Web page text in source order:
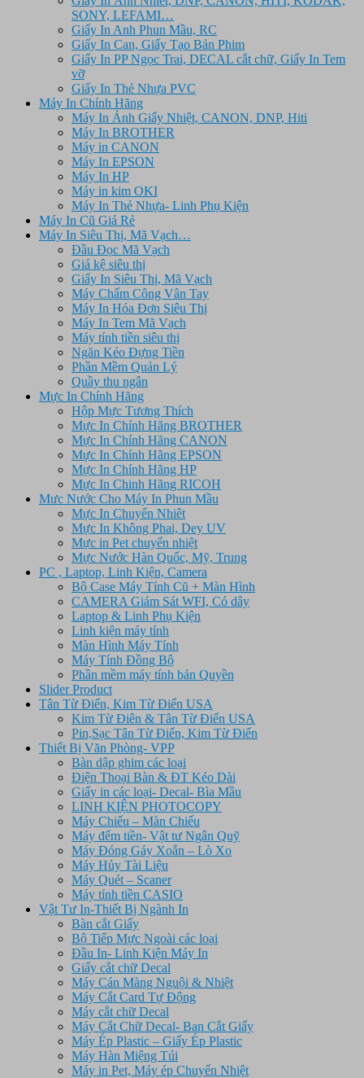
SONY, LEFAMI…
Giấy In Anh Phun Mầu, RC
Giấy In Can, Giấy Tạo Bản Phim
Giấy In PP Ngọc Trai, DECAL cắt chữ, Giấy In Tem
vỡ
Giấy In Thẻ Nhựa PVC
Máy In Chính Hãng
Máy In Ảnh Giấy Nhiệt, CANON, DNP, Hiti
Máy In BROTHER
Máy in CANON
Máy In EPSON
Máy In HP
Máy in kim OKI
Máy In Thẻ Nhựa- Linh Phụ Kiện
Máy In Cũ Giá Rẻ
Máy In Siêu Thị, Mã Vạch…
Đầu Đọc Mã Vạch
Giá kệ siêu thị
Giấy In Siêu Thị, Mã Vạch
Máy Chấm Công Vân Tay
Máy In Hóa Đơn Siêu Thị
Máy In Tem Mã Vạch
Máy tính tiền siêu thị
Ngăn Kéo Đựng Tiền
Phần Mềm Quản Lý
Quầy thu ngân
Mực In Chính Hãng
Hộp Mực Tương Thích
Mực In Chính Hãng BROTHER
Mực In Chính Hãng CANON
Mực In Chính Hãng EPSON
Mực In Chính Hãng HP
Mực In Chinh Hãng RICOH
Mưc Nước Cho Máy In Phun Mầu
Mực In Chuyển Nhiêt
Mực In Không Phai, Dey UV
Mực in Pet chuyển nhiệt
Mực Nước Hàn Quốc, Mỹ, Trung
PC , Laptop, Linh Kiện, Camera
Bộ Case Máy Tính Cũ + Màn Hình
CAMERA Giám Sát WFI, Có dây
Laptop & Linh Phụ Kiện
Linh kiện máy tính
Màn Hình Máy Tính
Máy Tính Đồng Bộ
Phần mềm máy tính bản Quyền
Slider Product
Tân Từ Điển, Kim Từ Điển USA
Kim Từ Điên & Tân Từ Điển USA
Pin,Sạc Tân Từ Điển, Kim Từ Điển
Thiết Bị Văn Phòng- VPP
Bàn dập ghim các loại
Điện Thoại Bàn & ĐT Kéo Dài
Giấy in các loại- Decal- Bìa Mầu
LINH KIỆN PHOTOCOPY
Máy Chiếu – Màn Chiếu
Máy đếm tiền- Vật tư Ngân Quỹ
Máy Đóng Gáy Xoắn – Lò Xo
Máy Hủy Tài Liệu
Máy Quét – Scaner
Máy tính tiền CASIO
Vật Tư In-Thiết Bị Ngành In
Bàn cắt Giấy
Bộ Tiếp Mực Ngoài các loại
Đầu In- Linh Kiện Máy In
Giấy cắt chữ Decal
Máy Cán Màng Nguội & Nhiệt
Máy Cắt Card Tự Động
Máy cắt chữ Decal
Máy Cắt Chữ Decal- Ban Cắt Giấy
Máy Ép Plastic – Giấy Ép Plastic
Máy Hàn Miệng Túi
Máy in Pet, Máy ép Chuyển Nhiệt